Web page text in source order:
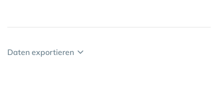
Daten exportieren